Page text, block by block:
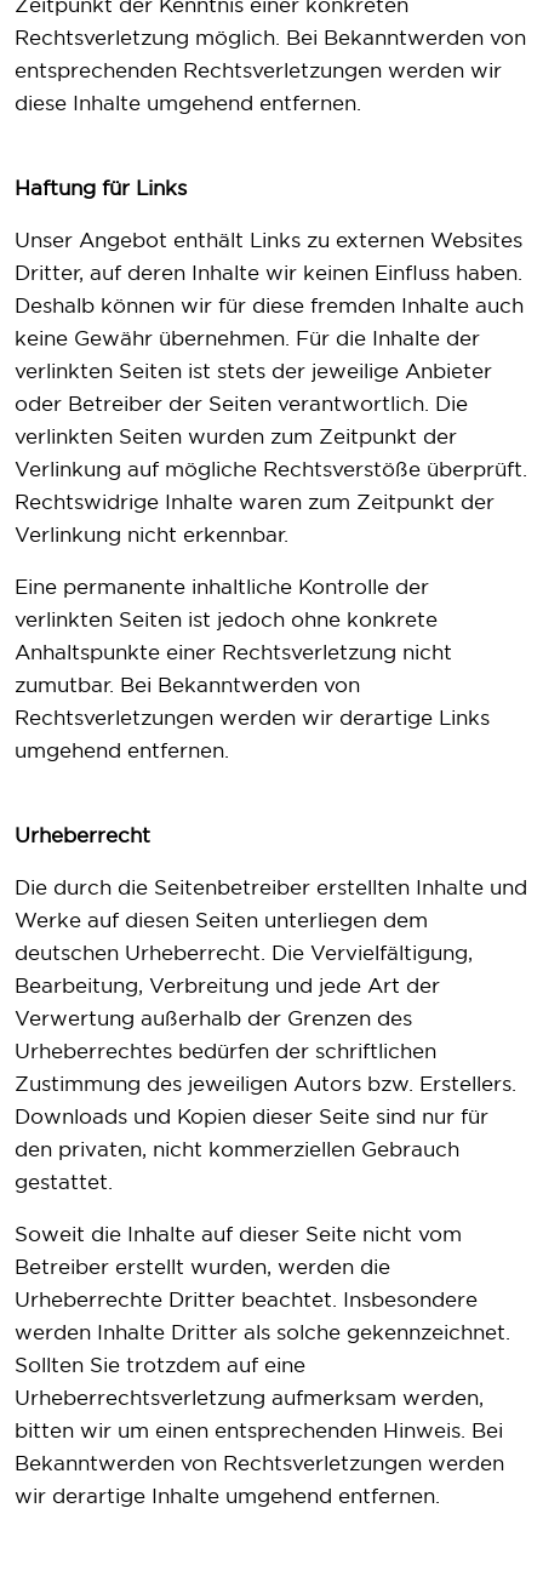
Rechtsverletzung möglich. Bei Bekanntwerden von
entsprechenden Rechtsverletzungen werden wir
diese Inhalte umgehend entfernen.
Haftung für Links
Unser Angebot enthält Links zu externen Websites
Dritter, auf deren Inhalte wir keinen Einfluss haben.
Deshalb können wir für diese fremden Inhalte auch
keine Gewähr übernehmen. Für die Inhalte der
verlinkten Seiten ist stets der jeweilige Anbieter
oder Betreiber der Seiten verantwortlich. Die
verlinkten Seiten wurden zum Zeitpunkt der
Verlinkung auf mögliche Rechtsverstöße überprüft.
Rechtswidrige Inhalte waren zum Zeitpunkt der
Verlinkung nicht erkennbar.
Eine permanente inhaltliche Kontrolle der
verlinkten Seiten ist jedoch ohne konkrete
Anhaltspunkte einer Rechtsverletzung nicht
zumutbar. Bei Bekanntwerden von
Rechtsverletzungen werden wir derartige Links
umgehend entfernen.
Urheberrecht
Die durch die Seitenbetreiber erstellten Inhalte und
Werke auf diesen Seiten unterliegen dem
deutschen Urheberrecht. Die Vervielfältigung,
Bearbeitung, Verbreitung und jede Art der
Verwertung außerhalb der Grenzen des
Urheberrechtes bedürfen der schriftlichen
Zustimmung des jeweiligen Autors bzw. Erstellers.
Downloads und Kopien dieser Seite sind nur für
den privaten, nicht kommerziellen Gebrauch
gestattet.
Soweit die Inhalte auf dieser Seite nicht vom
Betreiber erstellt wurden, werden die
Urheberrechte Dritter beachtet. Insbesondere
werden Inhalte Dritter als solche gekennzeichnet.
Sollten Sie trotzdem auf eine
Urheberrechtsverletzung aufmerksam werden,
bitten wir um einen entsprechenden Hinweis. Bei
Bekanntwerden von Rechtsverletzungen werden
wir derartige Inhalte umgehend entfernen.